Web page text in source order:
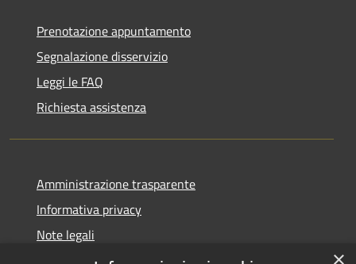
Prenotazione appuntamento
Segnalazione disservizio
Leggi le FAQ
Richiesta assistenza
Amministrazione trasparente
Informativa privacy
Note legali
Dichiarazione di accessibilità